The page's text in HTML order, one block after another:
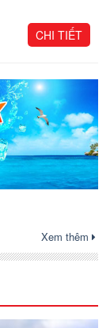
CHI TIẾT
Xem thêm